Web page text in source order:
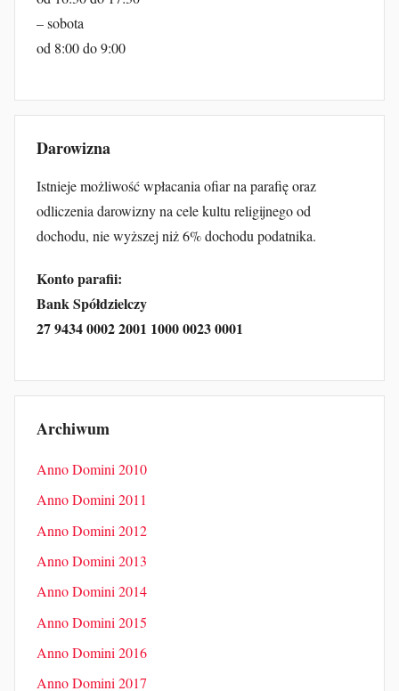
– sobota
od 8:00 do 9:00
Darowizna
Istnieje możliwość wpłacania ofiar na parafię oraz
odliczenia darowizny na cele kultu religijnego od
dochodu, nie wyższej niż 6% dochodu podatnika.
Konto parafii:
Bank Spółdzielczy
27 9434 0002 2001 1000 0023 0001
Archiwum
Anno Domini 2010
Anno Domini 2011
Anno Domini 2012
Anno Domini 2013
Anno Domini 2014
Anno Domini 2015
Anno Domini 2016
Anno Domini 2017